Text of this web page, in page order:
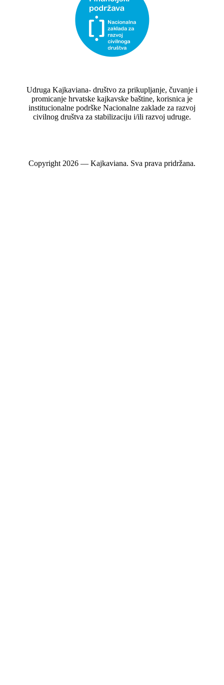
Udruga Kajkaviana- društvo za prikupljanje, čuvanje i
promicanje hrvatske kajkavske baštine, korisnica je
institucionalne podrške Nacionalne zaklade za razvoj
civilnog društva za stabilizaciju i/ili razvoj udruge.
Copyright 2026 — Kajkaviana. Sva prava pridržana.